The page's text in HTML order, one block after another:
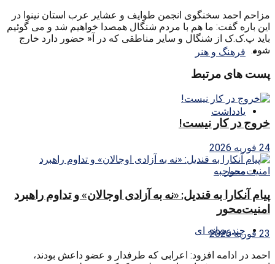
فرهنگ و هنر
یادداشت
مصاحبه
چندرسانه ای
مزاحم احمد سخنگوی انجمن طوایف و عشایر عرب استان نینوا در
این باره گفت: ما هم با مردم شنگال همصدا خواهیم شد و می گوئیم
باید پ.ک.ک از شنگال و سایر مناطقی که در آ« حضور دارد خارج
شود.
پست های مرتبط
خروج در کار نیست!
24 فوریه 2026
پیام آنکارا به قندیل: «نه به آزادی اوجالان» و تداوم راهبرد
امنیت‌محور
23 فوریه 2026
احمد در ادامه افزود: اعرابی که طرفدار و عضو داعش بودند،